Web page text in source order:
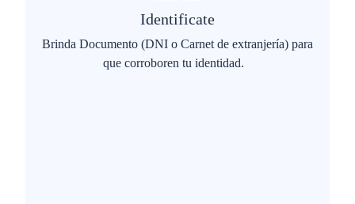
Identificate
Brinda Documento (DNI o Carnet de extranjería) para
que corroboren tu identidad.